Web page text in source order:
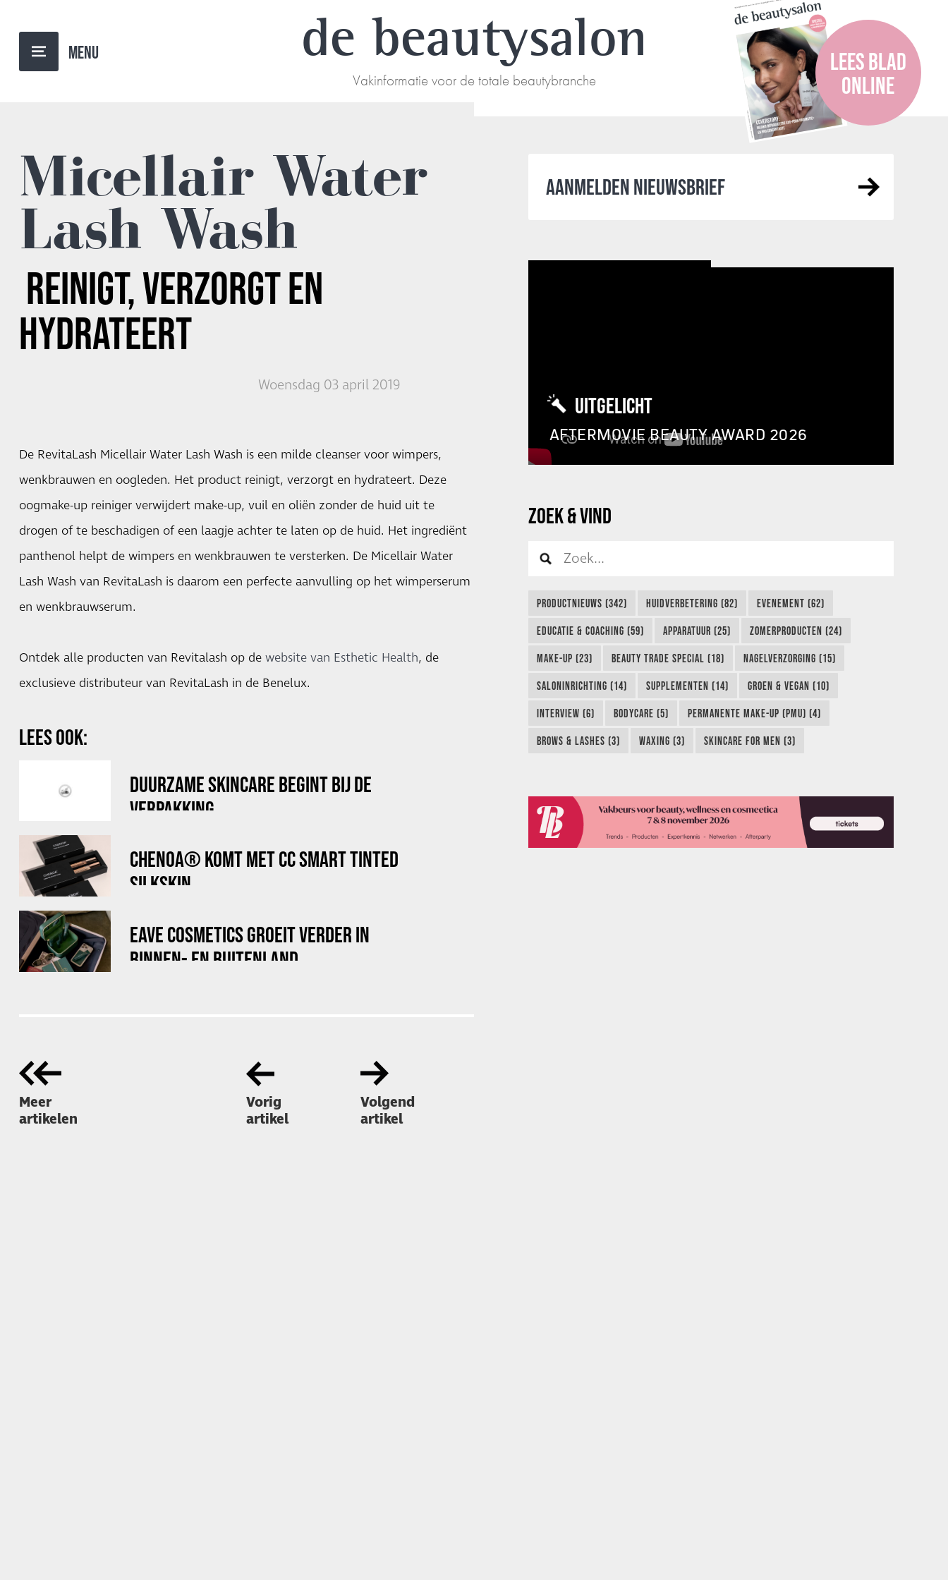
de beautysalon
Vakinformatie voor de totale beautybranche
LEES BLAD
ONLINE
Micellair Water
Lash Wash
REINIGT, VERZORGT EN
HYDRATEERT
Woensdag 03 april 2019
De RevitaLash Micellair Water Lash Wash is een milde cleanser voor wimpers,
wenkbrauwen en oogleden. Het product reinigt, verzorgt en hydrateert. Deze
oogmake-up reiniger verwijdert make-up, vuil en oliën zonder de huid uit te
drogen of te beschadigen of een laagje achter te laten op de huid. Het ingrediënt
panthenol helpt de wimpers en wenkbrauwen te versterken. De Micellair Water
Lash Wash van RevitaLash is daarom een perfecte aanvulling op het wimperserum
en wenkbrauwserum.
Ontdek alle producten van Revitalash op de website van Esthetic Health, de
exclusieve distributeur van RevitaLash in de Benelux.
LEES OOK:
DUURZAME SKINCARE BEGINT BIJ DE
VERPAKKING
CHENOA® KOMT MET CC SMART TINTED
SILKSKIN
EAVE COSMETICS GROEIT VERDER IN
BINNEN- EN BUITENLAND
Meer
artikelen
Vorig
artikel
Volgend
artikel
AANMELDEN NIEUWSBRIEF
UITGELICHT
AFTERMOVIE BEAUTY AWARD 2026
ZOEK & VIND
PRODUCTNIEUWS (342) HUIDVERBETERING (82) EVENEMENT (62)
EDUCATIE & COACHING (59) APPARATUUR (25) ZOMERPRODUCTEN (24)
MAKE-UP (23) BEAUTY TRADE SPECIAL (18) NAGELVERZORGING (15)
SALONINRICHTING (14) SUPPLEMENTEN (14) GROEN & VEGAN (10)
INTERVIEW (6) BODYCARE (5) PERMANENTE MAKE-UP (PMU) (4)
BROWS & LASHES (3) WAXING (3) SKINCARE FOR MEN (3)